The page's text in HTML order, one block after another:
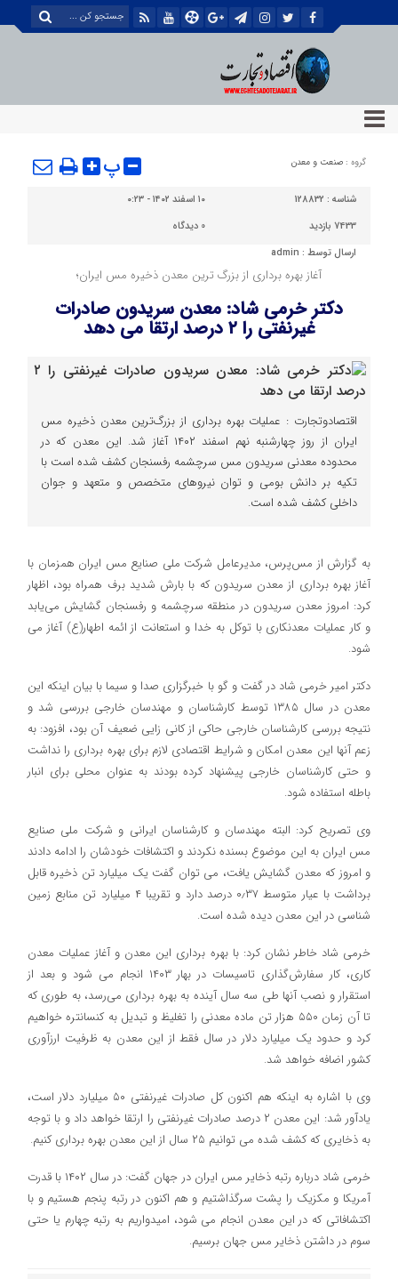
گروه : صنعت و معدن پ
شناسه : 128832
۱۰ اسفند ۱۴۰۲ - ۰:۲۳
7433 بازدید
0 دیدگاه
ارسال توسط : admin
آغاز بهره برداری از بزرگ ترین معدن ذخیره مس ایران؛
دکتر خرمی شاد: معدن سریدون صادرات
غیرنفتی را ۲ درصد ارتقا می دهد
اقتصادوتجارت : عملیات بهره برداری از بزرگ‌ترین معدن ذخیره مس
ایران از روز چهارشنبه نهم اسفند ۱۴۰۲ آغاز شد. این معدن که در
محدوده معدنی سریدون مس سرچشمه رفسنجان کشف شده است با
تکیه بر دانش بومی و توان نیروهای متخصص و متعهد و جوان
داخلی کشف شده است.
به گزارش از مس‌پرس، مدیرعامل شرکت ملی صنایع مس ایران همزمان با
آغاز بهره برداری از معدن سریدون که با بارش شدید برف همراه بود، اظهار
کرد: امروز معدن سریدون در منطقه سرچشمه و رفسنجان گشایش می‌یابد
و کار عملیات معدنکاری با توکل به خدا و استعانت از ائمه اطهار(ع) آغاز می
شود.
دکتر امیر خرمی شاد در گفت و گو با خبرگزاری صدا و سیما با بیان اینکه این
معدن در سال ۱۳۸۵ توسط کارشناسان و مهندسان خارجی بررسی شد و
نتیجه بررسی کارشناسان خارجی حاکی از کانی زایی ضعیف آن بود، افزود: به
زعم آنها این معدن امکان و شرایط اقتصادی لازم برای بهره برداری را نداشت
و حتی کارشناسان خارجی پیشنهاد کرده بودند به عنوان محلی برای انبار
باطله استفاده شود.
وی تصریح کرد: البته مهندسان و کارشناسان ایرانی و شرکت ملی صنایع
مس ایران به این موضوع بسنده نکردند و اکتشافات خودشان را ادامه دادند
و امروز که معدن گشایش یافت، می توان گفت یک میلیارد تن ذخیره قابل
برداشت با عیار متوسط ۰٫۳۷ درصد دارد و تقریبا ۴ میلیارد تن منابع زمین
شناسی در این معدن دیده شده است.
خرمی شاد خاطر نشان کرد: با بهره برداری این معدن و آغاز عملیات معدن
کاری، کار سفارش‌گذاری تاسیسات در بهار ۱۴۰۳ انجام می شود و بعد از
استقرار و نصب آنها طی سه سال آینده به بهره برداری می‌رسد، به طوری که
تا آن زمان ۵۵۰ هزار تن ماده معدنی را تغلیظ و تبدیل به کنسانتره خواهیم
کرد و حدود یک میلیارد دلار در سال فقط از این معدن به ظرفیت ارزآوری
کشور اضافه خواهد شد.
وی با اشاره به اینکه هم اکنون کل صادرات غیرنفتی ۵۰ میلیارد دلار است،
یادآور شد: این معدن ۲ درصد صادرات غیرنفتی را ارتقا خواهد داد و با توجه
به ذخایری که کشف شده می توانیم ۲۵ سال از این معدن بهره برداری کنیم.
خرمی شاد درباره رتبه ذخایر مس ایران در جهان گفت: در سال ۱۴۰۲ با قدرت
آمریکا و مکزیک را پشت سرگذاشتیم و هم اکنون در رتبه پنجم هستیم و با
اکتشافاتی که در این معدن انجام می شود، امیدواریم به رتبه چهارم یا حتی
سوم در داشتن ذخایر مس جهان برسیم.